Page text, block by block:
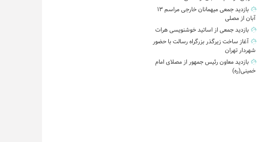
بازدید جمعی میهمانان خارجی مراسم ۱۳
آبان از مصلی
بازدید جمعی از اساتید خوشنویسی هرات
آغاز ساخت زیرگذر بزرگراه رسالت با حضور
شهردار تهران
بازدید معاون رئیس جمهور از مصلای امام
خمینی(ره)